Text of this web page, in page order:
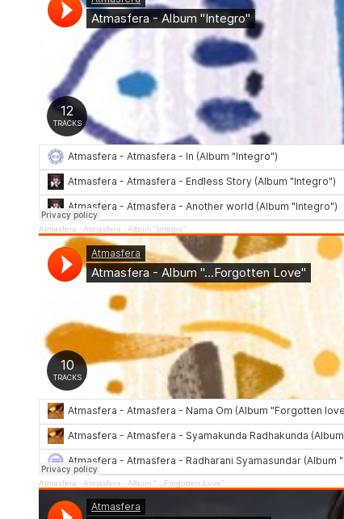
Atmasfera · Atmasfera - Album "Integro"
Atmasfera · Atmasfera - Album "...Forgotten Love"